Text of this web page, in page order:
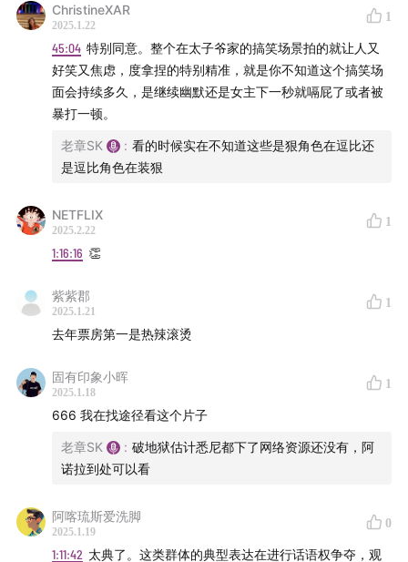
主演: 黄子华 / 许冠文 / 卫诗雅 / 朱栢康 / 周家怡 / 更多...
类型: 剧情 / 家庭
制片国家/地区: 中国香港
语言: 粤语
上映日期: 2024-12-14(中国大陆) / 2024-11-09(中国香
港) / 2024-10-17(香港亚洲电影节)
片长: 126分钟
IMDb: tt31648020
剧情简讯：
新入行的他虽然努力但是却处处碰壁，更有行内的老师付
两人慢慢产生了信任，解开了对彼此的心结。
阿诺拉 Anora
导演: 肖恩·贝克
编剧: 肖恩·贝克
伦·卡拉古利安 / 瓦谢·托夫马西扬 / 更多...
类型: 剧情 / 喜剧 / 爱情
ChristineXAR
2025.1.22
1
45:04 特别同意。整个在太子爷家的搞笑场景拍的就让人又
好笑又焦虑，度拿捏的特别精准，就是你不知道这个搞笑场
面会持续多久，是继续幽默还是女主下一秒就嗝屁了或者被
暴打一顿。
老章SK : 看的时候实在不知道这些是狠角色在逗比还
是逗比角色在装狠
NETFLIX
2025.2.22
1
1:16:16 👏
紫紫郡
2025.1.21
1
去年票房第一是热辣滚烫
固有印象小晖
2025.1.18
1
666 我在找途径看这个片子
老章SK : 破地狱估计悉尼都下了网络资源还没有，阿
诺拉到处可以看
阿喀琉斯爱洗脚
2025.1.19
0
1:11:42 太典了。这类群体的典型表达在进行话语权争夺，观